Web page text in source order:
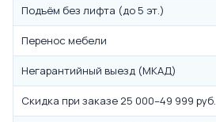
Подъём без лифта (до 5 эт.)
Перенос мебели
Негарантийный выезд (МКАД)
Скидка при заказе 25 000–49 999 руб.